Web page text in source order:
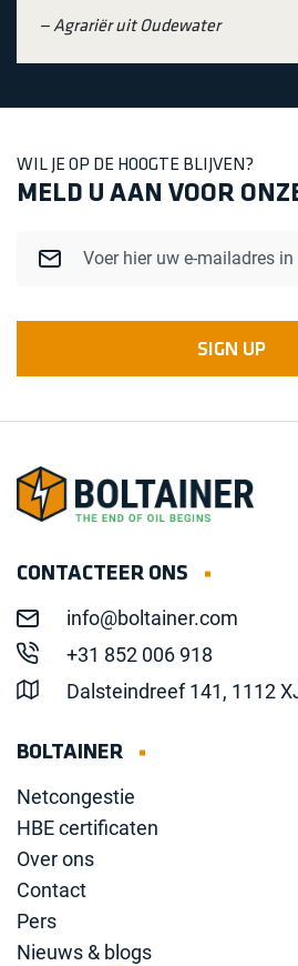
— Agrariër uit Oudewater
WIL JE OP DE HOOGTE BLIJVEN?
MELD U AAN VOOR
SIGN UP
CONTACTEER ONS
info@boltainer.com
+31 852 006 918
Dalsteindreef 141, 1112
BOLTAINER
Netcongestie
HBE certificaten
Over ons
Contact
Pers
Nieuws & blogs